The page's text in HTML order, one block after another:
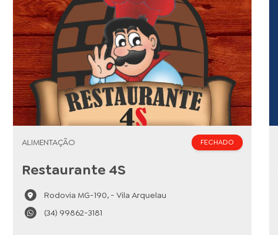
ALIMENTAÇÃO FECHADO
Restaurante 4S
Rodovia MG-190, - Vila Arquelau
(34) 99862-3181